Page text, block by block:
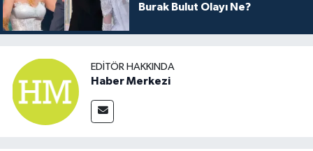
Burak Bulut Olayı Ne?
EDITÖR HAKKINDA
Haber Merkezi